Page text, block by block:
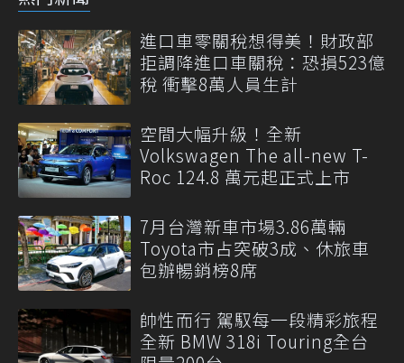
進口車零關稅想得美！財政部
拒調降進口車關稅：恐損523億
稅 衝擊8萬人員生計
空間大幅升級！全新
Volkswagen The all-new T-
Roc 124.8 萬元起正式上市
7月台灣新車市場3.86萬輛
Toyota市占突破3成、休旅車
包辦暢銷榜8席
帥性而行 駕馭每一段精彩旅程
全新 BMW 318i Touring全台